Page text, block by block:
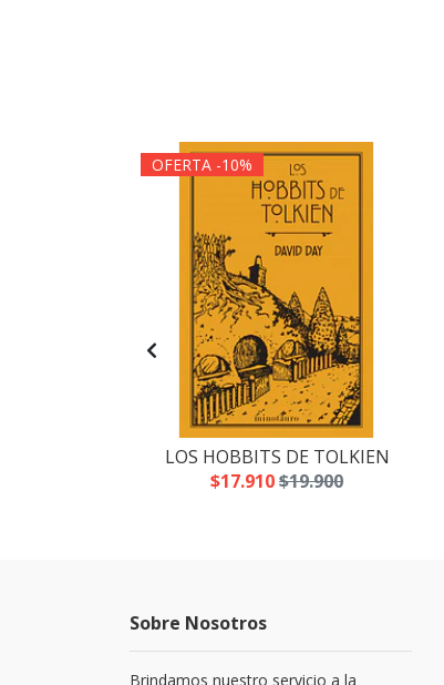
OFERTA -10%
LOS HOBBITS DE TOLKIEN
$17.910$19.900
Sobre Nosotros
Brindamos nuestro servicio a la